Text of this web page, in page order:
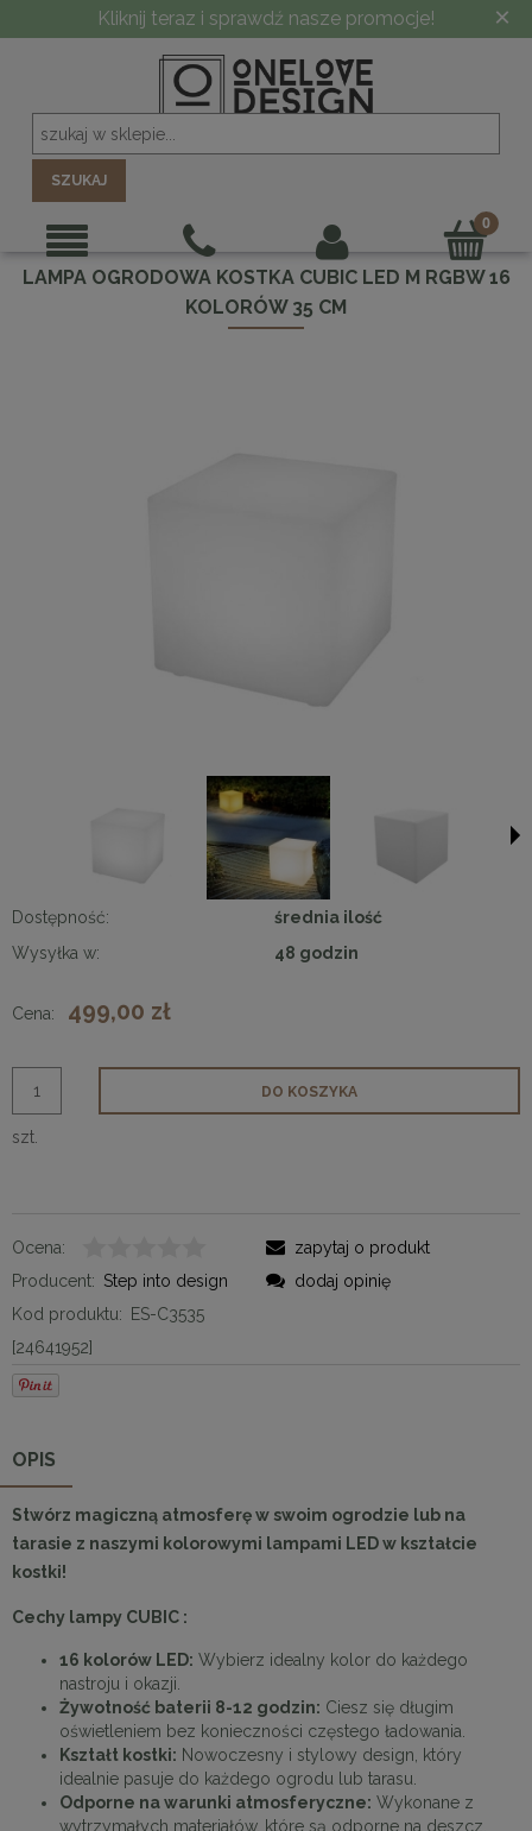
Kliknij teraz i sprawdź nasze promocje! ×
SZUKAJ
LAMPA OGRODOWA KOSTKA CUBIC LED M RGBW 16
KOLORÓW 35 CM
Dostępność:
średnia ilość
Wysyłka w:
48 godzin
Cena: 499,00 zł
szt.
DO KOSZYKA
Ocena:
Producent: Step into design
Kod produktu:
ES-C3535
[24641952]
zapytaj o produkt
dodaj opinię
OPIS
Stwórz magiczną atmosferę w swoim ogrodzie lub na
tarasie z naszymi kolorowymi lampami LED w kształcie
kostki!
Cechy lampy CUBIC :
16 kolorów LED: Wybierz idealny kolor do każdego
nastroju i okazji.
Żywotność baterii 8-12 godzin: Ciesz się długim
oświetleniem bez konieczności częstego ładowania.
Kształt kostki: Nowoczesny i stylowy design, który
idealnie pasuje do każdego ogrodu lub tarasu.
Odporne na warunki atmosferyczne: Wykonane z
wytrzymałych materiałów, które są odporne na deszcz,